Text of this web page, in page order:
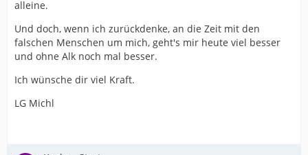
alleine.
Und doch, wenn ich zurückdenke, an die Zeit mit den
falschen Menschen um mich, geht's mir heute viel besser
und ohne Alk noch mal besser.
Ich wünsche dir viel Kraft.
LG Michl